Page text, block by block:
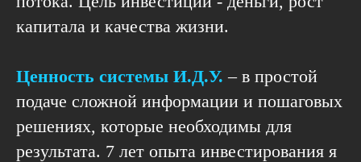
капитала и качества жизни.
Ценность системы И.Д.У. – в простой
подаче сложной информации и пошаговых
решениях, которые необходимы для
результата. 7 лет опыта инвестирования я